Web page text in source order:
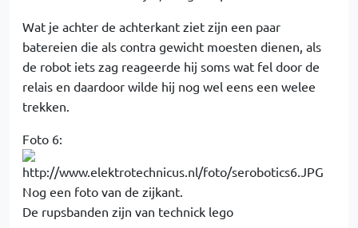
Wat je achter de achterkant ziet zijn een paar
batereien die als contra gewicht moesten dienen, als
de robot iets zag reageerde hij soms wat fel door de
relais en daardoor wilde hij nog wel eens een welee
trekken.
Foto 6:
Nog een foto van de zijkant.
De rupsbanden zijn van technick lego